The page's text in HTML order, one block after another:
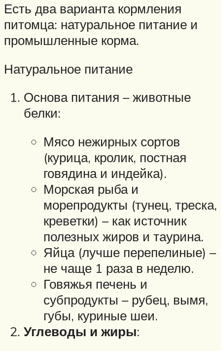
Есть два варианта кормления
питомца: натуральное питание и
промышленные корма.
Натуральное питание
Основа питания – животные
белки:
Мясо нежирных сортов
(курица, кролик, постная
говядина и индейка).
Морская рыба и
морепродукты (тунец, треска,
креветки) – как источник
полезных жиров и таурина.
Яйца (лучше перепелиные) –
не чаще 1 раза в неделю.
Говяжья печень и
субпродукты – рубец, вымя,
губы, куриные шеи.
Углеводы и жиры: